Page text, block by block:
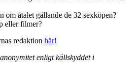
om åtalet gällande de 32 sexköpen?
eller filmer?
redaktion här!
enligt källskyddet i